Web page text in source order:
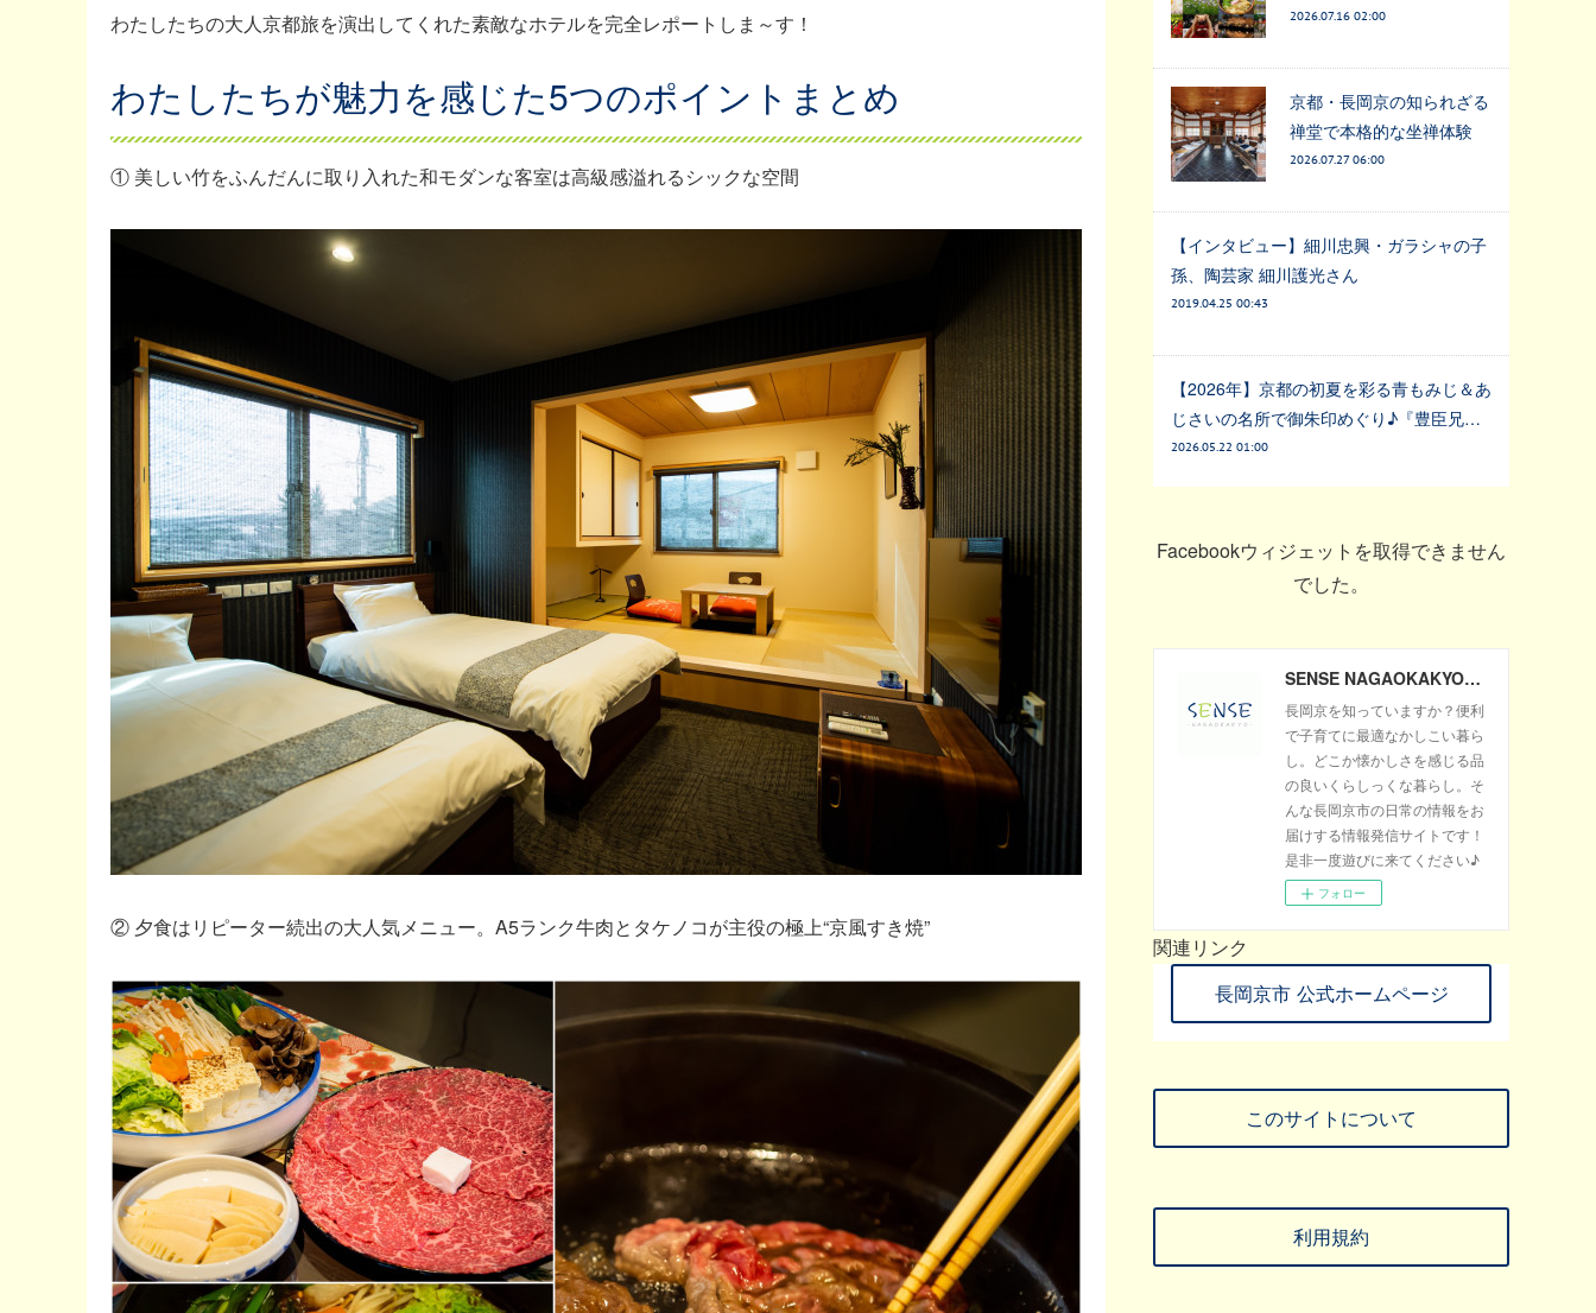
わたしたちの大人京都旅を演出してくれた素敵なホテルを完全レポートしま～す！
わたしたちが魅力を感じた5つのポイントまとめ
① 美しい竹をふんだんに取り入れた和モダンな客室は高級感溢れるシックな空間
② 夕食はリピーター続出の大人気メニュー。A5ランク牛肉とタケノコが主役の極上“京風すき焼”
2026.07.16 02:00
京都・長岡京の知られざる
禅堂で本格的な坐禅体験
2026.07.27 06:00
【インタビュー】細川忠興・ガラシャの子
孫、陶芸家 細川護光さん
2019.04.25 00:43
【2026年】京都の初夏を彩る青もみじ＆あ
じさいの名所で御朱印めぐり♪『豊臣兄…
2026.05.22 01:00
Facebookウィジェットを取得できません
でした。
SENSE NAGAOKAKYO ～長岡京市のサブサイト～
長岡京を知っていますか？便利
で子育てに最適なかしこい暮ら
し。どこか懐かしさを感じる品
の良いくらしっくな暮らし。そ
んな長岡京市の日常の情報をお
届けする情報発信サイトです！
是非一度遊びに来てください♪
フォロー
関連リンク
長岡京市 公式ホームページ
このサイトについて
利用規約